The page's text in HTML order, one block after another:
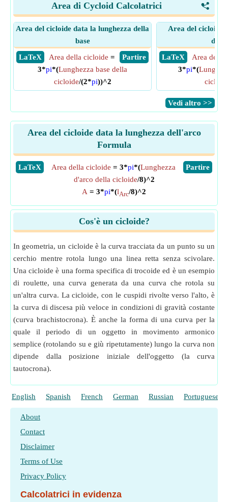
<
Area di Cycloid Calcolatrici
Area del cicloide data la lunghezza della
base
​ LaTeX
​ Partire
Area della cicloide =
3*pi*(Lunghezza base della
cicloide/(2*pi))^2
Area del cicloide
​ LaTeX
Area della
3*pi*(
​Vedi altro >>
Area del cicloide data la lunghezza dell'arco
Formula
​LaTeX ​Partire
Area della cicloide = 3*pi*(Lunghezza
d'arco della cicloide/8)^2
A = 3*pi*(lArc/8)^2
Cos'è un cicloide?
In geometria, un cicloide è la curva tracciata da un punto su un
cerchio mentre rotola lungo una linea retta senza scivolare.
Una cicloide è una forma specifica di trocoide ed è un esempio
di roulette, una curva generata da una curva che rotola su
un'altra curva. La cicloide, con le cuspidi rivolte verso l'alto, è
la curva di discesa più veloce in condizioni di gravità costante
(curva brachistocrona). È anche la forma di una curva per la
quale il periodo di un oggetto in movimento armonico
semplice (rotolando su e giù ripetutamente) lungo la curva non
dipende dalla posizione iniziale dell'oggetto (la curva
tautocrona).
English Spanish French German Russian Portuguese
About
Contact
Disclaimer
Terms of Use
Privacy Policy
Calcolatrici in evidenza